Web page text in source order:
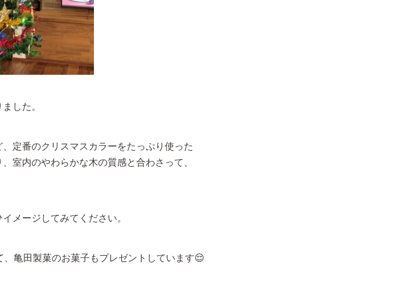
した。
定番のクリスマスカラーをたっぷり使った
室内のやわらかな木の質感と合わさって、
メージしてみてください。
亀田製菓のお菓子もプレゼントしています😌